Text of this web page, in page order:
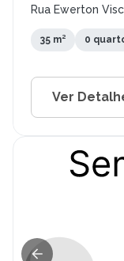
Rua Ewerton
35 m² 0
Ver